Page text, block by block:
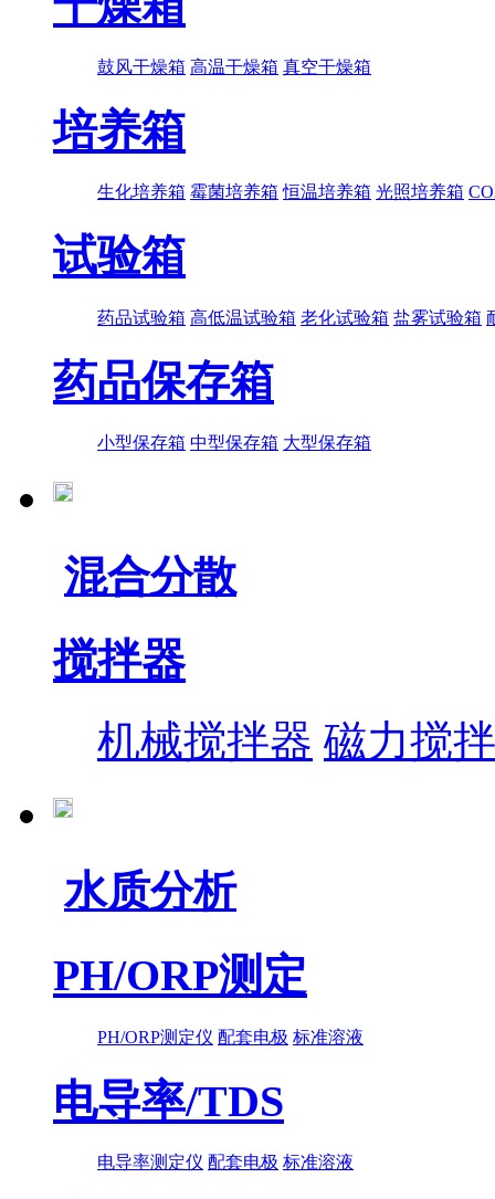
鼓风干燥箱 高温干燥箱 真空干燥箱
培养箱
生化培养箱 霉菌培养箱 恒温培养箱 光照培养箱
试验箱
药品试验箱 高低温试验箱 老化试验箱 盐雾试验箱
药品保存箱
小型保存箱 中型保存箱 大型保存箱
混合分散
搅拌器
机械搅拌器 磁力搅
水质分析
PH/ORP测定
PH/ORP测定仪 配套电极 标准溶液
电导率/TDS
电导率测定仪 配套电极 标准溶液